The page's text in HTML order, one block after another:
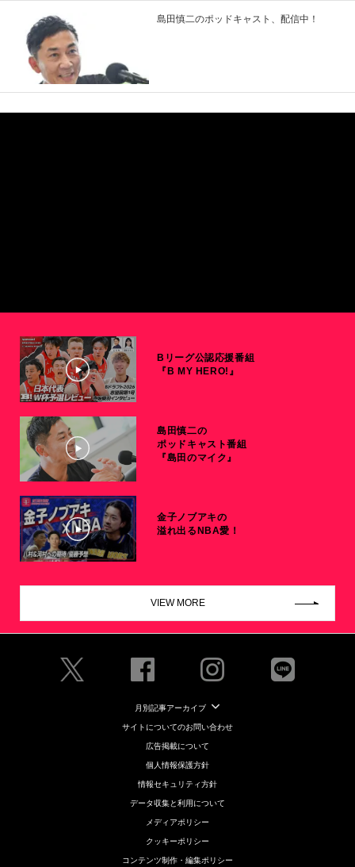
島田慎二のポッドキャスト、配信中！
Bリーグ公認応援番組
『B MY HERO!』
島田慎二の
ポッドキャスト番組
『島田のマイク』
金子ノブアキの
溢れ出るNBA愛！
VIEW MORE
月別記事アーカイブ
サイトについてのお問い合わせ
広告掲載について
個人情報保護方針
情報セキュリティ方針
データ収集と利用について
メディアポリシー
クッキーポリシー
コンテンツ制作・編集ポリシー